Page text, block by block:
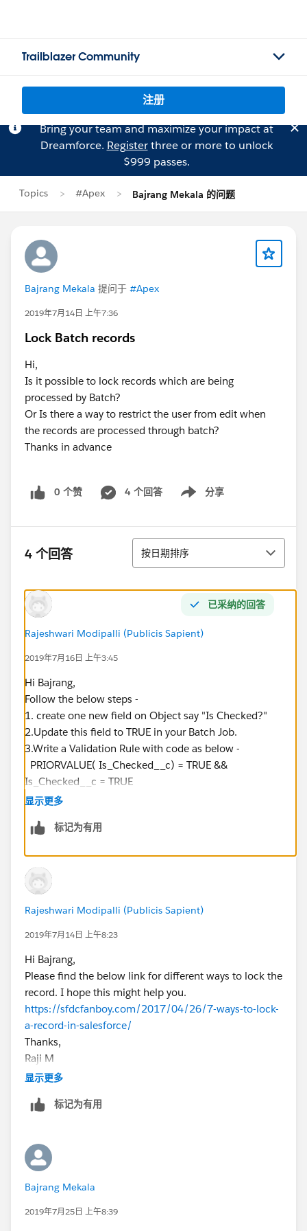
Trailblazer Community
注册
Bring your team and maximize your impact at
Dreamforce. Registerthree or more to unlock
$999 passes.
Topics #Apex Bajrang Mekala 的问题
Bajrang Mekala 提问于 #Apex
2019年7月14日 上午7:36
Lock Batch records
Hi,
Is it possible to lock records which are being
processed by Batch?
Or Is there a way to restrict the user from edit when
the records are processed through batch?
Thanks in advance
0 个赞 4 个回答 分享
Show menu
4 个回答 排序
按日期排序
已采纳的回答
Rajeshwari Modipalli (Publicis Sapient)
2019年7月16日 上午3:45
Hi Bajrang,
Follow the below steps -
1. create one new field on Object say "Is Checked?"
2.Update this field to TRUE in your Batch Job.
3.Write a Validation Rule with code as below -
PRIORVALUE( Is_Checked__c) = TRUE &&
Is_Checked__c = TRUE
If someone tries to edit this record when Is checked =
Raji M
显示更多
标记为有用
Rajeshwari Modipalli (Publicis Sapient)
2019年7月14日 上午8:23
Hi Bajrang,
Please find the below link for different ways to lock the
record. I hope this might help you.
https://sfdcfanboy.com/2017/04/26/7-ways-to-lock-
a-record-in-salesforce/
Thanks,
Raji M
显示更多
标记为有用
Bajrang Mekala
2019年7月25日 上午8:39